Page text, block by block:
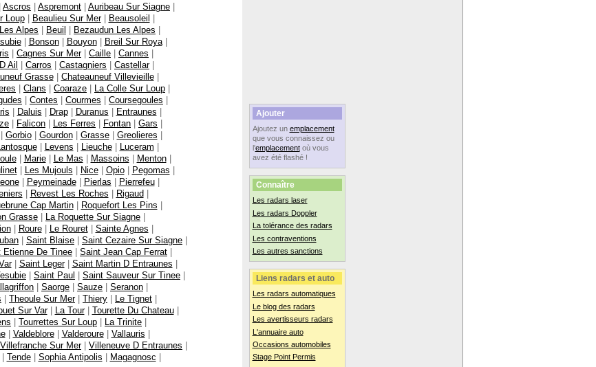
Ajouter
Ajoutez un emplacement
que vous connaissez ou
l'emplacementoù vous
avez été flashé !
Connaître
Les radars laser
Les radars Doppler
La tolérance des radars
Les contraventions
Les autres sanctions
Liens radars et auto
Les radars automatiques
Le blog des radars
Les avertisseurs radars
L'annuaire auto
Occasions automobiles
Stage Point Permis
| Ascros | Aspremont | Auribeau Sur Siagne |
Loup| Beaulieu Sur Mer| Beausoleil |
Alpes | Beuil | Bezaudun Les Alpes |
| Bonson| Bouyon| Breil Sur Roya|
| Cagnes Sur Mer| Caille | Cannes |
Ail | Carros | Castagniers | Castellar|
Grasse| Chateauneuf Villevieille|
| Clans | Coaraze | La Colle Sur Loup |
| Contes | Courmes | Coursegoules |
| Daluis | Drap| Duranus | Entraunes |
| Falicon | Les Ferres | Fontan | Gars |
Gorbio| Gourdon| Grasse| Greolieres |
| Levens | Lieuche| Luceram |
| Marie| Le Mas | Massoins | Menton|
| Les Mujouls | Nice| Opio| Pegomas |
| Peymeinade| Pierlas | Pierrefeu|
| Revest Les Roches | Rigaud|
Cap Martin| Roquefort Les Pins |
Grasse | La Roquette Sur Siagne |
| Roure| Le Rouret| Sainte Agnes |
| Saint Blaise | Saint Cezaire Sur Siagne |
Etienne De Tinee | Saint Jean Cap Ferrat |
| Saint Leger| Saint Martin D Entraunes |
| Saint Paul | Saint Sauveur Sur Tinee |
| Saorge | Sauze | Seranon |
| Theoule Sur Mer| Thiery | Le Tignet |
Sur Var| La Tour| Tourette Du Chateau|
| Tourrettes Sur Loup | La Trinite |
| Valdeblore| Valderoure| Vallauris |
Villefranche Sur Mer| Villeneuve D Entraunes |
Tende| Sophia Antipolis | Magagnosc |